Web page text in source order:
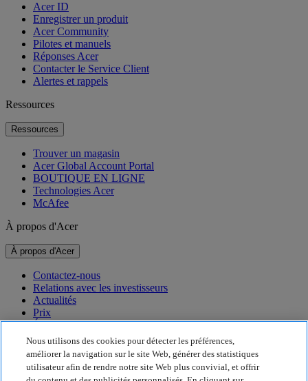
Acer ID
Enregistrer un produit
Acer Community
Pilotes et manuels
Réponses Acer
Contacter le Service Client
Alertes et rappels
Ressources
Ressources
Trouver un magasin
Acer Global Account Portal
BOUTIQUE EN LIGNE
Technologies Acer
McAfee
À propos d'Acer
À propos d'Acer
Contactez-nous
Relations avec les investisseurs
Actualités
Prix
Événements
Développement durable
Développement durable
Nous utilisons des cookies pour détecter les préférences,
améliorer la navigation sur le site Web, générer des statistiques
utilisateur afin de rendre notre site Web plus convivial, et offrir